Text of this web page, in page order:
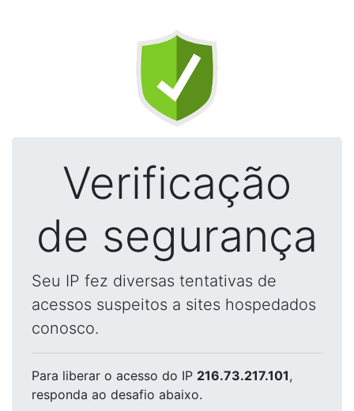
Verificação
de segurança
Seu IP fez diversas tentativas de
acessos suspeitos a sites hospedados
conosco.
Para liberar o acesso do IP 216.73.217.101,
responda ao desafio abaixo.